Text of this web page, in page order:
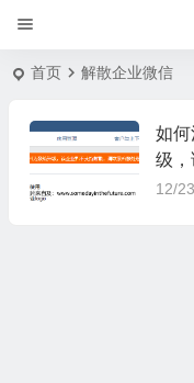
首页 解散企业微信
如
级，
处理
12/23